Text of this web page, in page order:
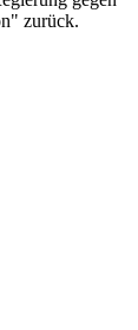
zurück.